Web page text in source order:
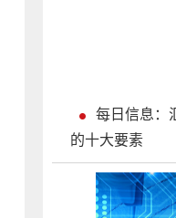
每日信息：
的十大要素